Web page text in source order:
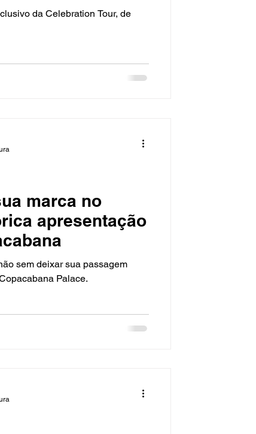
da Celebration Tour, de
marca no
apresentação
sem deixar sua passagem
Palace.